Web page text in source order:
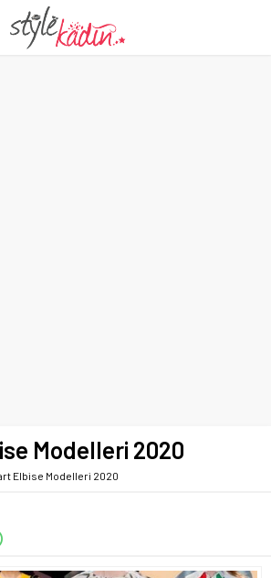
Modelleri 2020
Elbise Modelleri 2020